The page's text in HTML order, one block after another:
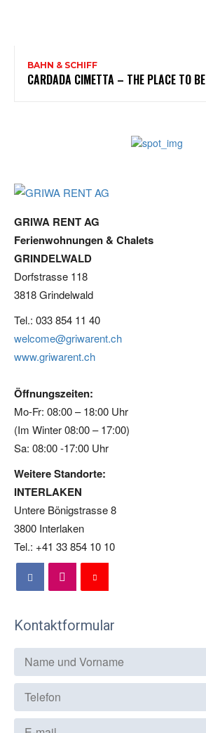
BAHN & SCHIFF
CARDADA CIMETTA – THE PLACE TO BE
GRIWA RENT AG
Ferienwohnungen & Chalets
GRINDELWALD
Dorfstrasse 118
3818 Grindelwald
Tel.: 033 854 11 40
welcome@griwarent.ch
www.griwarent.ch
Öffnungszeiten:
Mo-Fr: 08:00 – 18:00 Uhr
(Im Winter 08:00 – 17:00)
Sa: 08:00 -17:00 Uhr
Weitere Standorte:
INTERLAKEN
Untere Bönigstrasse 8
3800 Interlaken
Tel.: +41 33 854 10 10
Kontaktformular